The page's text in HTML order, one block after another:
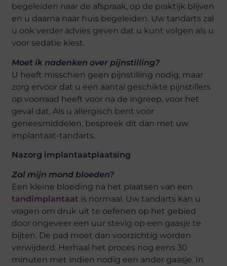
begeleiden naar de afspraak, op de praktijk blijven
en u daarna naar huis begeleiden. Uw tandarts zal
u ook verder advies geven dat u kunt volgen als u
voor sedatie kiest.
Moet ik nadenken over pijnstilling?
U heeft misschien geen pijnstilling nodig, maar
zorg ervoor dat u een aantal geschikte pijnstillers
op voorraad heeft voor na de ingreep, voor het
geval dat. Als u allergisch bent voor
geneesmiddelen, bespreek dit dan met uw
implantaat-tandarts.
Nazorg implantaatplaatsing
Zal mijn mond bloeden?
Een kleine bloeding na het plaatsen van een
tandimplantaat is normaal. Uw tandarts kan u
vragen om druk uit te oefenen op het gebied
door ongeveer een uur stevig op een gaasje te
bijten. De pad moet dan voorzichtig worden
verwijderd. Herhaal het proces nog eens 30
minuten met indien nodig een ander gaasje. In